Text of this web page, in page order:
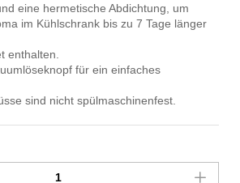
eine hermetische Abdichtung, um
im Kühlschrank bis zu 7 Tage länger
enthalten.
für ein einfaches
sind nicht spülmaschinenfest.